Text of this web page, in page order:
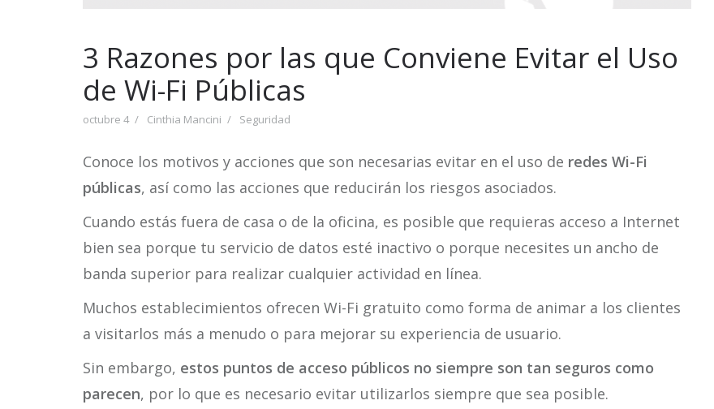
3 Razones por las que Conviene Evitar el Uso
de Wi-Fi Públicas
octubre 4 Cinthia Mancini Seguridad
Conoce los motivos y acciones que son necesarias evitar en el uso de redes Wi-Fi
públicas, así como las acciones que reducirán los riesgos asociados.
Cuando estás fuera de casa o de la oficina, es posible que requieras acceso a Internet
bien sea porque tu servicio de datos esté inactivo o porque necesites un ancho de
banda superior para realizar cualquier actividad en línea.
Muchos establecimientos ofrecen Wi-Fi gratuito como forma de animar a los clientes
a visitarlos más a menudo o para mejorar su experiencia de usuario.
Sin embargo, estos puntos de acceso públicos no siempre son tan seguros como
parecen, por lo que es necesario evitar utilizarlos siempre que sea posible.